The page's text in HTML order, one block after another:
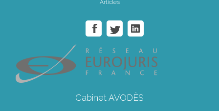
Articles
Cabinet AVODÈS